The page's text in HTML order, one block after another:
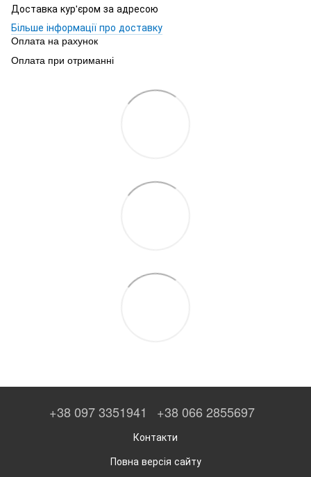
Доставка кур'єром за адресою
Більше інформації про доставку
Оплата на рахунок
Оплата при отриманні
+38 097 3351941 +38 066 2855697
Контакти
Повна версія сайту